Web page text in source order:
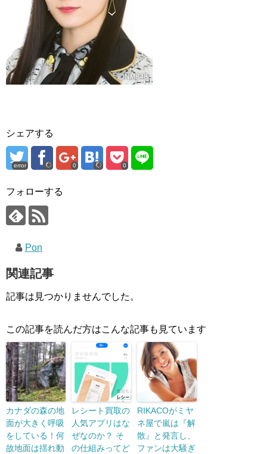
シェアする
error 0 0
フォローする
Pon
関連記事
記事は見つかりませんでした。
この記事を読んだ方はこんな記事も見ています
カナダの森の地
面が大きく呼吸
をしている！何
故地面は揺れ動
レシート買取の
人気アプリはな
ぜなのか？ そ
の仕組みってど
RIKACOがミヤ
ネ屋で嵐は『解
散』と発言し、
ファンは大騒ぎ